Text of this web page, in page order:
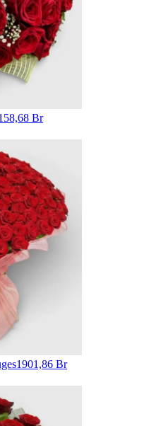
Br
1901,86 Br